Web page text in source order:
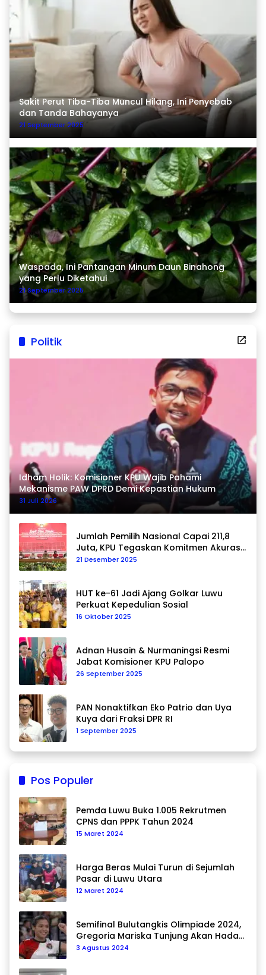
Sakit Perut Tiba-Tiba Muncul Hilang, Ini Penyebab
dan Tanda Bahayanya
21 September 2025
Waspada, Ini Pantangan Minum Daun Binahong
yang Perlu Diketahui
21 September 2025
Politik
Idham Holik: Komisioner KPU Wajib Pahami
Mekanisme PAW DPRD Demi Kepastian Hukum
31 Juli 2026
Jumlah Pemilih Nasional Capai 211,8
Juta, KPU Tegaskan Komitmen Akurasi
Data Berkelanjutan
21 Desember 2025
HUT ke-61 Jadi Ajang Golkar Luwu
Perkuat Kepedulian Sosial
16 Oktober 2025
Adnan Husain & Nurmaningsi Resmi
Jabat Komisioner KPU Palopo
26 September 2025
PAN Nonaktifkan Eko Patrio dan Uya
Kuya dari Fraksi DPR RI
1 September 2025
Pos Populer
Pemda Luwu Buka 1.005 Rekrutmen
CPNS dan PPPK Tahun 2024
15 Maret 2024
Harga Beras Mulai Turun di Sejumlah
Pasar di Luwu Utara
12 Maret 2024
Semifinal Bulutangkis Olimpiade 2024,
Gregoria Mariska Tunjung Akan Hadapi
Pemain Asal Korea Selatan
3 Agustus 2024